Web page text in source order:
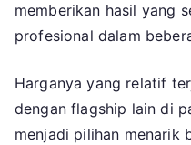
memberikan hasil yang
profesional dalam
Harganya yang relatif
dengan flagship lain di
menjadi pilihan menarik